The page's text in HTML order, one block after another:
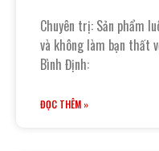
Chuyên trị: Sản phẩm
và không làm bạn thất
Bình Định:
ĐỌC THÊM »